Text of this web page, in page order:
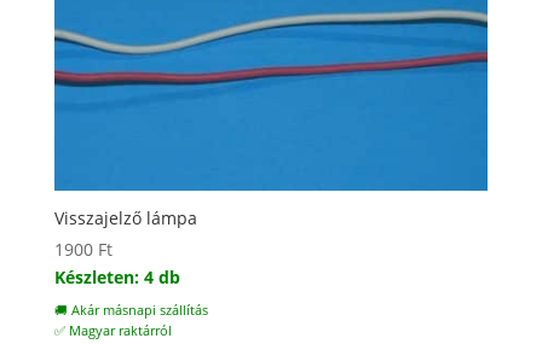
Visszajelző lámpa
1900 Ft
Készleten: 4 db
🚚 Akár másnapi szállítás
✅ Magyar raktárról